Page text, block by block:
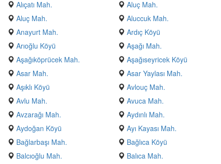
Alıçatı Mah.
Aluç Mah.
Aluç Mah.
Aluccuk Mah.
Anayurt Mah.
Ardıç Köyü
Arıoğlu Köyü
Aşağı Mah.
Aşağıköprücek Mah.
Aşağıseyricek Köyü
Asar Mah.
Asar Yaylası Mah.
Aşıklı Köyü
Avlouç Mah.
Avlu Mah.
Avuca Mah.
Avzarağı Mah.
Aydınlı Mah.
Aydoğan Köyü
Ayı Kayası Mah.
Bağlarbaşı Mah.
Bağlıca Köyü
Balcıoğlu Mah.
Balıca Mah.